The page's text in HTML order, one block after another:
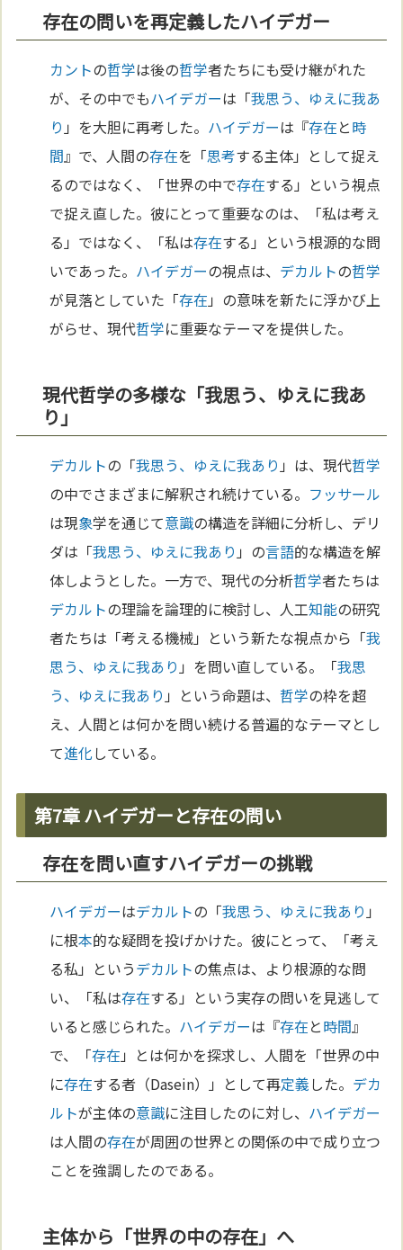
存在の問いを再定義したハイデガー
カントの哲学は後の哲学者たちにも受け継がれた
が、その中でもハイデガーは「我思う、ゆえに我あ
り 」を大胆に再考した。 ハイデガーは『存在と時
間』で、人間の存在を「思考する主体」として捉え
るのではなく、「世界の中で存在する」という視点
で捉え直した。彼にとって重要なのは、「私は考え
る」ではなく、「私は存在する」という根源的な問
いであった。 ハイデガーの視点は、 デカルトの哲学
が見落としていた「存在 」の意味を新たに浮かび上
がらせ、現代哲学に重要なテーマを提供した。
現代哲学の多様な「我思う、ゆえに我あ
り」
デカルトの「我思う、ゆえに我あり 」は、現代哲学
の中でさまざまに解釈され続けている。 フッサール
は現象学を通じて意識の構造を詳細に分析し、デリ
ダは「我思う、ゆえに我あり 」の言語的な構造を解
体しようとした。一方で、現代の分析哲学者たちは
デカルトの理論を論理的に検討し、人工知能の研究
者たちは「考える機械」という新たな視点から「我
思う、ゆえに我あり 」を問い直している。「我思
う、ゆえに我あり 」という命題は、 哲学の枠を超
え、人間とは何かを問い続ける普遍的なテーマとし
て進化している。
第7章 ハイデガーと存在の問い
存在を問い直すハイデガーの挑戦
ハイデガーはデカルトの「我思う、ゆえに我あり 」
に根本的な疑問を投げかけた。彼にとって、「考え
る私」というデカルトの焦点は、より根源的な問
い、「私は存在する」という実存の問いを見逃して
いると感じられた。 ハイデガーは『存在と時間』
で、「存在 」とは何かを探求し、人間を「世界の中
に存在する者（Dasein）」として再定義した。 デカ
ルトが主体の意識に注目したのに対し、 ハイデガー
は人間の存在が周囲の世界との関係の中で成り立つ
ことを強調したのである。
主体から「世界の中の存在」へ